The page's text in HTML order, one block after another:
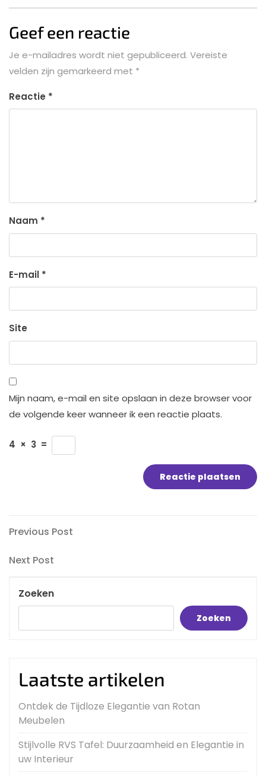
Geef een reactie
Je e-mailadres wordt niet gepubliceerd. Vereiste
velden zijn gemarkeerd met *
Reactie *
Naam *
E-mail *
Site
Mijn naam, e-mail en site opslaan in deze browser voor
de volgende keer wanneer ik een reactie plaats.
4 × 3 =
Bericht
navigatie
Previous
Previous Post
Next
Next Post
Zoeken
Zoeken
Laatste artikelen
Ontdek de Tijdloze Elegantie van Rotan
Meubelen
Stijlvolle RVS Tafel: Duurzaamheid en Elegantie in
uw Interieur